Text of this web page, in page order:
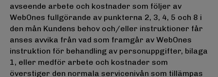
avseende arbete och kostnader som följer av
WebOnes fullgörande av punkterna 2, 3, 4, 5 och 8 i
den mån Kundens behov och/eller instruktioner får
anses avvika från vad som framgår av WebOnes
instruktion för behandling av personuppgifter, bilaga
1, eller medför arbete och kostnader som
överstiger den normala servicenivån som tillämpas